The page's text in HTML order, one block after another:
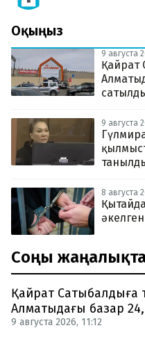
Оқыңыз
9 августа
Қайрат
9 августа
8 августа
Соңғы
Қайрат Сатыбалдыға
Алматыдағы базар
9 августа 2026, 11:12